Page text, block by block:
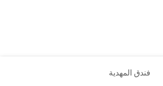
فندق المهدية